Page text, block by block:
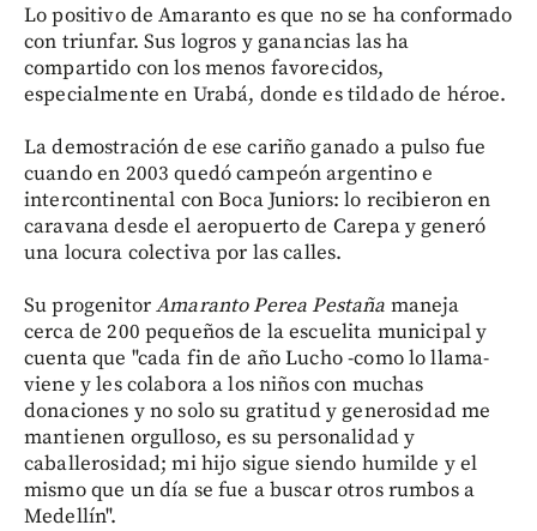
Lo positivo de Amaranto es que no se ha conformado
con triunfar. Sus logros y ganancias las ha
compartido con los menos favorecidos,
especialmente en Urabá, donde es tildado de héroe.
La demostración de ese cariño ganado a pulso fue
cuando en 2003 quedó campeón argentino e
intercontinental con Boca Juniors: lo recibieron en
caravana desde el aeropuerto de Carepa y generó
una locura colectiva por las calles.
Su progenitorAmaranto Perea Pestaña maneja
cerca de 200 pequeños de la escuelita municipal y
cuenta que "cada fin de año Lucho -como lo llama-
viene y les colabora a los niños con muchas
donaciones y no solo su gratitud y generosidad me
mantienen orgulloso, es su personalidad y
caballerosidad; mi hijo sigue siendo humilde y el
mismo que un día se fue a buscar otros rumbos a
Medellín".